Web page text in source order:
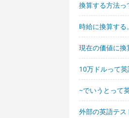
換算する方法っ
時給に換算する
現在の価値に換
10万ドルって
~でいうとって
外部の英語テス